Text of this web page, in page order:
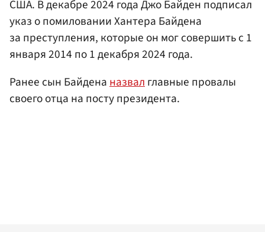
США. В декабре 2024 года Джо Байден подписал
указ о помиловании Хантера Байдена
за преступления, которые он мог совершить с 1
января 2014 по 1 декабря 2024 года.
Ранее сын Байденаназвалглавные провалы
своего отца на посту президента.